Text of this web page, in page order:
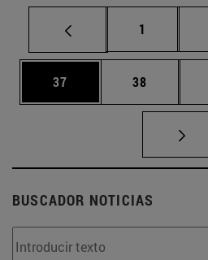
Página
1
Página
37 Página
38
BUSCADOR NOTICIAS